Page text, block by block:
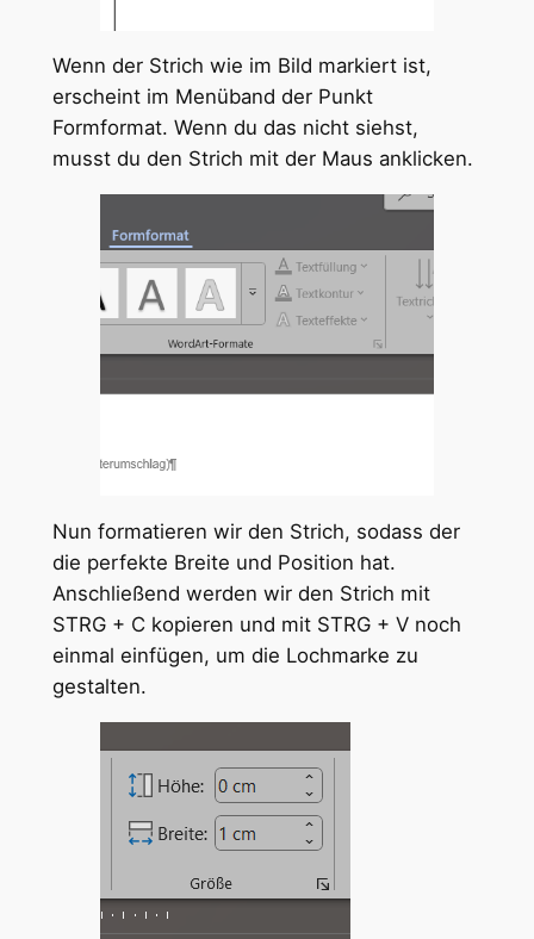
Wenn der Strich wie im Bild markiert ist,
erscheint im Menüband der Punkt
Formformat. Wenn du das nicht siehst,
musst du den Strich mit der Maus anklicken.
Nun formatieren wir den Strich, sodass der
die perfekte Breite und Position hat.
Anschließend werden wir den Strich mit
STRG + C kopieren und mit STRG + V noch
einmal einfügen, um die Lochmarke zu
gestalten.